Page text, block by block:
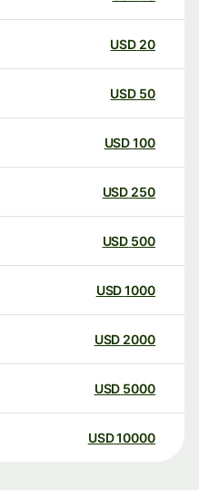
20
USD
50
USD
100
USD
250
USD
500
USD
1000
USD
2000
USD
5000
USD
10000
USD